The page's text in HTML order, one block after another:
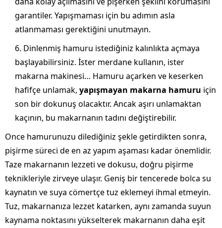
garantiler. Yapışmaması için bu adımın asla
atlanmaması gerektiğini unutmayın.
Dinlenmiş hamuru istediğiniz kalınlıkta açmaya
başlayabilirsiniz. İster merdane kullanın, ister
makarna makinesi… Hamuru açarken ve keserken
hafifçe unlamak, yapışmayan makarna hamuru için
son bir dokunuş olacaktır. Ancak aşırı unlamaktan
kaçının, bu makarnanın tadını değiştirebilir.
Once hamurunuzu dilediğiniz şekle getirdikten sonra,
pişirme süreci de en az yapım aşaması kadar önemlidir.
Taze makarnanın lezzeti ve dokusu, doğru pişirme
teknikleriyle zirveye ulaşır. Geniş bir tencerede bolca su
kaynatın ve suya cömertçe tuz eklemeyi ihmal etmeyin.
Tuz, makarnanıza lezzet katarken, aynı zamanda suyun
kaynama noktasını yükselterek makarnanın daha eşit